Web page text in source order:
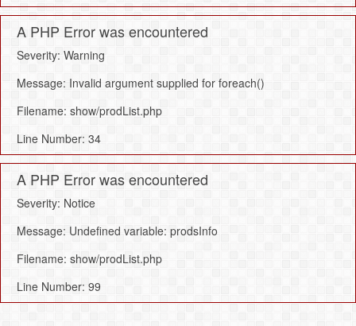
A PHP Error was encountered
Severity: Warning
Message: Invalid argument supplied for foreach()
Filename: show/prodList.php
Line Number: 34
A PHP Error was encountered
Severity: Notice
Message: Undefined variable: prodsInfo
Filename: show/prodList.php
Line Number: 99